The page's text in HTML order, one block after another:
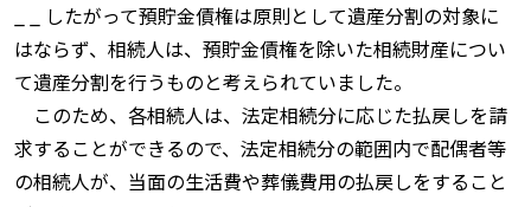
_ _ したがって預貯金債権は原則として遺産分割の対象に
はならず、相続人は、預貯金債権を除いた相続財産につい
て遺産分割を行うものと考えられていました。
このため、各相続人は、法定相続分に応じた払戻しを請
求することができるので、法定相続分の範囲内で配偶者等
の相続人が、当面の生活費や葬儀費用の払戻しをすること